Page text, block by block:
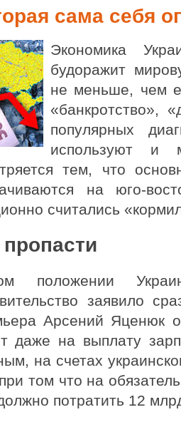
сама себя
Экономика
будоражит
не меньше, чем
«банкротство»,
популярных
используют и
тем, что
на юго-
считались
положении
заявило
Арсений Яценюк
даже на выплату
на счетах
том что на
потратить 12